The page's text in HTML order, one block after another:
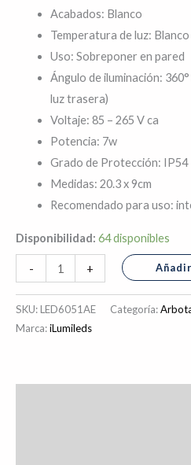
Acabados: Blanco
Temperatura de luz:
Uso: Sobreponer en pared
Ángulo de iluminación:
luz trasera)
Voltaje: 85 – 265 V ca
Potencia: 7w
Grado de Protección: IP54
Medidas: 20.3 x 9cm
Recomendado para uso:
Disponibilidad: 64 disponibles
- +
SKU:LED6051AE Categoría:
Marca:iLumileds